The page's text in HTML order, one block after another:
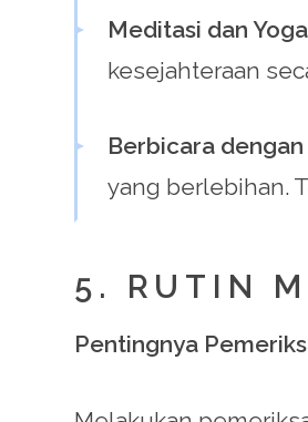
Meditasi dan Yoga
kesejahteraan
Berbicara dengan
yang berlebihan.
5. RUTIN
Pentingnya